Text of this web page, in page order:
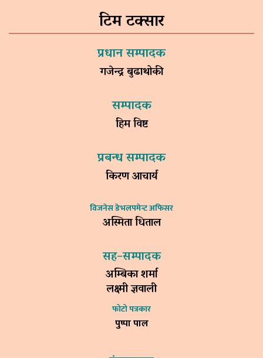
टिम टक्सार
प्रधान सम्पादक
गजेन्द्र बुढाथोकी
सम्पादक
हिम विष्ट
प्रबन्ध सम्पादक
किरण आचार्य
विजनेस डेभलपमेन्ट अफिसर
अस्मिता धिताल
सह–सम्पादक
अम्बिका शर्मा
लक्ष्मी ज्ञवाली
फोटो पत्रकार
पुष्पा पाल